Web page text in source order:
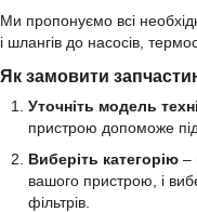
Ми пропонуємо всі
і шлангів до насосів,
Як замовити
Уточніть модель
пристрою допоможе
Виберіть категорію –
вашого пристрою, і
фільтрів.